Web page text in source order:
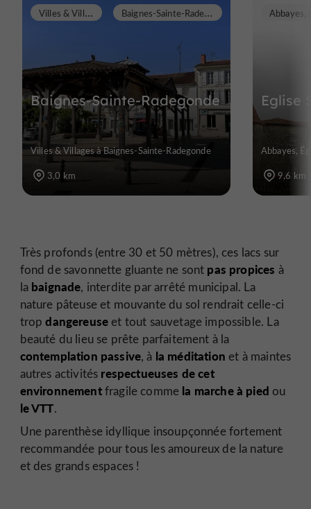
Baignes-Sainte-Radegonde
V
illes & Villages B
aignes-Sainte-Radegonde
Villes & Villages à Baignes-Sainte-Radegonde
3,0 km
Eglise
Abbayes,
Abbayes,
9,6 km
Très profonds (entre 30 et 50 mètres), ces lacs sur
fond de savonnette gluante ne sont pas propices à
la baignade, interdite par arrêté municipal. La
nature pâteuse et mouvante du sol rendrait celle-ci
tropdangereuseet tout sauvetage impossible. La
beauté du lieu se prête parfaitement à la
contemplation passive, à la méditation et à maintes
autres activités respectueuses de cet
environnementfragile comme la marche à pied ou
le VTT.
Une parenthèse idyllique insoupçonnée fortement
recommandée pour tous les amoureux de la nature
et des grands espaces !